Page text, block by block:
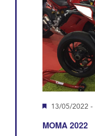
MOMA 2022
Destacado
13/05/2022 -